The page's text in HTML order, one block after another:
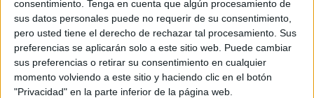
consentimiento. Tenga en cuenta que algún procesamiento de
sus datos personales puede no requerir de su consentimiento,
pero usted tiene el derecho de rechazar tal procesamiento. Sus
preferencias se aplicarán solo a este sitio web. Puede cambiar
sus preferencias o retirar su consentimiento en cualquier
momento volviendo a este sitio y haciendo clic en el botón
"Privacidad" en la parte inferior de la página web.
El mito de Ceuta Mago
HACE 23 SEGUNDOS
Proteger a la infancia
HACE 1 MINUTO